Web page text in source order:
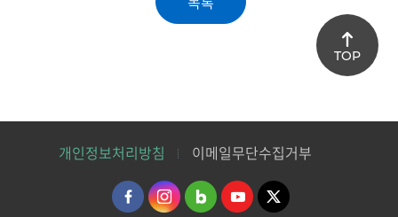
개인정보처리방침 이메일무단수집거부
TOP